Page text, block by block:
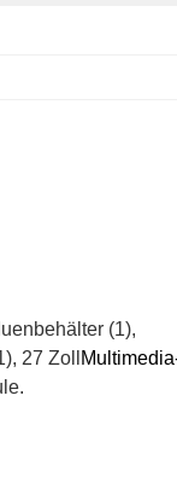
(1),
27 Zoll